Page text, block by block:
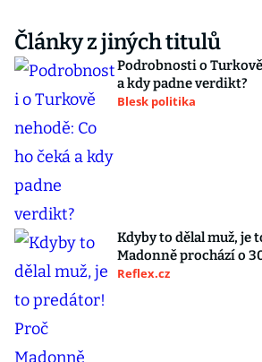
Články z jiných titulů
Podrobnosti o
a kdy padne verdikt?
Blesk politika
Kdyby to dělal muž, je
Madonně prochází o
Reflex.cz